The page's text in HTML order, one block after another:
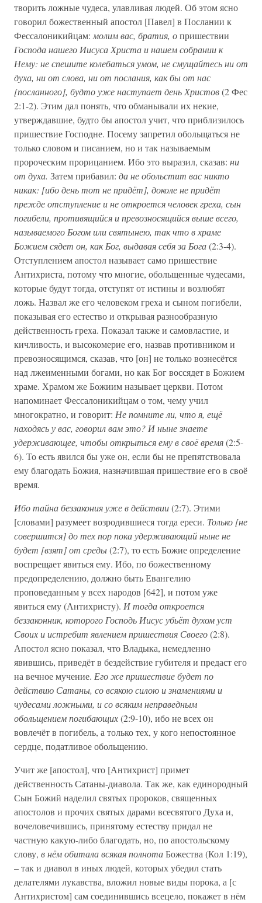
творить ложные чудеса, улавливая людей. Об этом ясно
говорил божественный апостол [Павел] в Послании к
Фессалоникийцам: молим вас, братия, опришествии
Господа нашего Иисуса Христа и нашем собрании к
Нему: не спешите колебаться умом, не смущайтесь ни от
духа, ни от слова, ни от послания, как бы от нас
[посланного], будто уже наступает день Христов(2 Фес
2:1-2). Этим дал понять, что обманывали их некие,
утверждавшие, будто бы апостол учит, что приблизилось
пришествие Господне. Посему запретил обольщаться не
только словом и писанием, но и так называемым
пророческим прорицанием. Ибо это выразил, сказав: ни
от духа. Затем прибавил: да не обольстит вас никто
никак: [ибо день тот не придёт], доколе не придёт
прежде отступление и не откроется человек греха, сын
погибели, противящийся и превозносящийся выше всего,
называемого Богом или святынею, так что в храме
Божием сядет он, как Бог, выдавая себя за Бога(2:3-4).
Отступлением апостол называет само пришествие
Антихриста, потому что многие, обольщенные чудесами,
которые будут тогда, отступят от истины и возлюбят
ложь. Назвал же его человеком греха и сыном погибели,
показывая его естество и открывая разнообразную
действенность греха. Показал также и самовластие, и
кичливость, и высокомерие его, назвав противником и
превозносящимся, сказав, что [он] не только вознесётся
над лжеименными богами, но как Бог воссядет в Божием
храме. Храмом же Божиим называет церкви. Потом
напоминает Фессалоникийцам о том, чему учил
многократно, и говорит: Не помните ли, что я, ещё
находясь у вас, говорил вам это? И ныне знаете
удерживающее, чтобы открыться ему в своё время(2:5-
6). То есть явился бы уже он, если бы не препятствовала
ему благодать Божия, назначившая пришествие его в своё
время.
Ибо тайна беззакония уже в действии(2:7). Этими
[словами] разумеет возродившиеся тогда ереси. Только [не
совершится] до тех пор пока удерживающий ныне не
будет [взят] от среды(2:7), то есть Божие определение
воспрещает явиться ему. Ибо, по божественному
предопределению, должно быть Евангелию
проповеданным у всех народов [642], и потом уже
явиться ему (Антихристу). И тогда откроется
беззаконник, которого Господь Иисус убьёт духом уст
Своих и истребит явлением пришествия Своего(2:8).
Апостол ясно показал, что Владыка, немедленно
явившись, приведёт в бездействие губителя и предаст его
на вечное мучение. Его же пришествие будет по
действию Сатаны, со всякою силою и знамениями и
чудесами ложными, и со всяким неправедным
обольщением погибающих(2:9-10), ибо не всех он
вовлечёт в погибель, а только тех, у кого непостоянное
сердце, податливое обольщению.
Учит же [апостол], что [Антихрист] примет
действенность Сатаны-диавола. Так же, как единородный
Сын Божий наделил святых пророков, священных
апостолов и прочих святых дарами всесвятого Духа и,
вочеловечившись, принятому естеству придал не
частную какую-либо благодать, но, по апостольскому
слову, в нём обитала всякая полнотаБожества (Кол 1:19),
– так и диавол в иных людей, которых убедил стать
делателями лукавства, вложил новые виды порока, а [с
Антихристом] сам соединившись всецело, покажет в нём